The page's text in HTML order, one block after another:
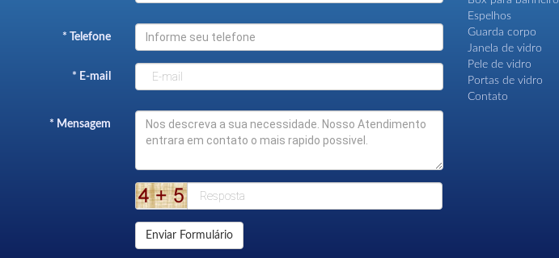
* Telefone
* E-mail
* Mensagem
Enviar Formulário
Espelhos
Guarda corpo
Janela de vidro
Pele de vidro
Portas de vidro
Contato